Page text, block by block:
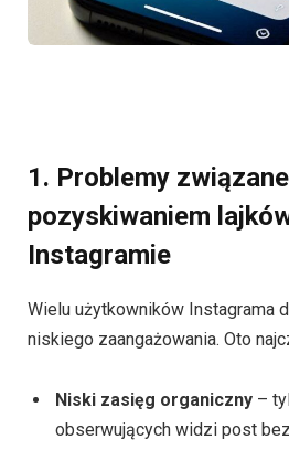
1. Problemy
pozyskiwaniem
Instagramie
Wielu użytkowników Instagrama
niskiego zaangażowania. Oto
Niski zasięg organiczny –
obserwujących widzi post